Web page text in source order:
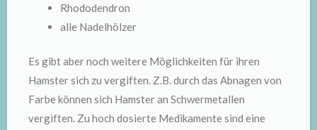
Rhododendron
alle Nadelhölzer
Es gibt aber noch weitere Möglichkeiten für ihren
Hamster sich zu vergiften. Z.B. durch das Abnagen von
Farbe können sich Hamster an Schwermetallen
vergiften. Zu hoch dosierte Medikamente sind eine